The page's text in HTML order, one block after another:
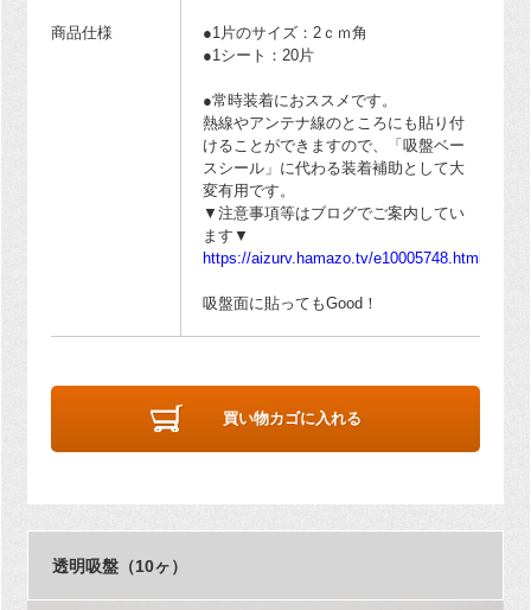
商品仕様
●1片のサイズ：2ｃｍ角
●1シート：20片
●常時装着におススメです。
熱線やアンテナ線のところにも貼り付
けることができますので、「吸盤ベー
スシール」に代わる装着補助として大
変有用です。
▼注意事項等はブログでご案内してい
ます▼
https://aizurv.hamazo.tv/e10005748.html
吸盤面に貼ってもGood！
買い物カゴに入れる
透明吸盤（10ヶ）